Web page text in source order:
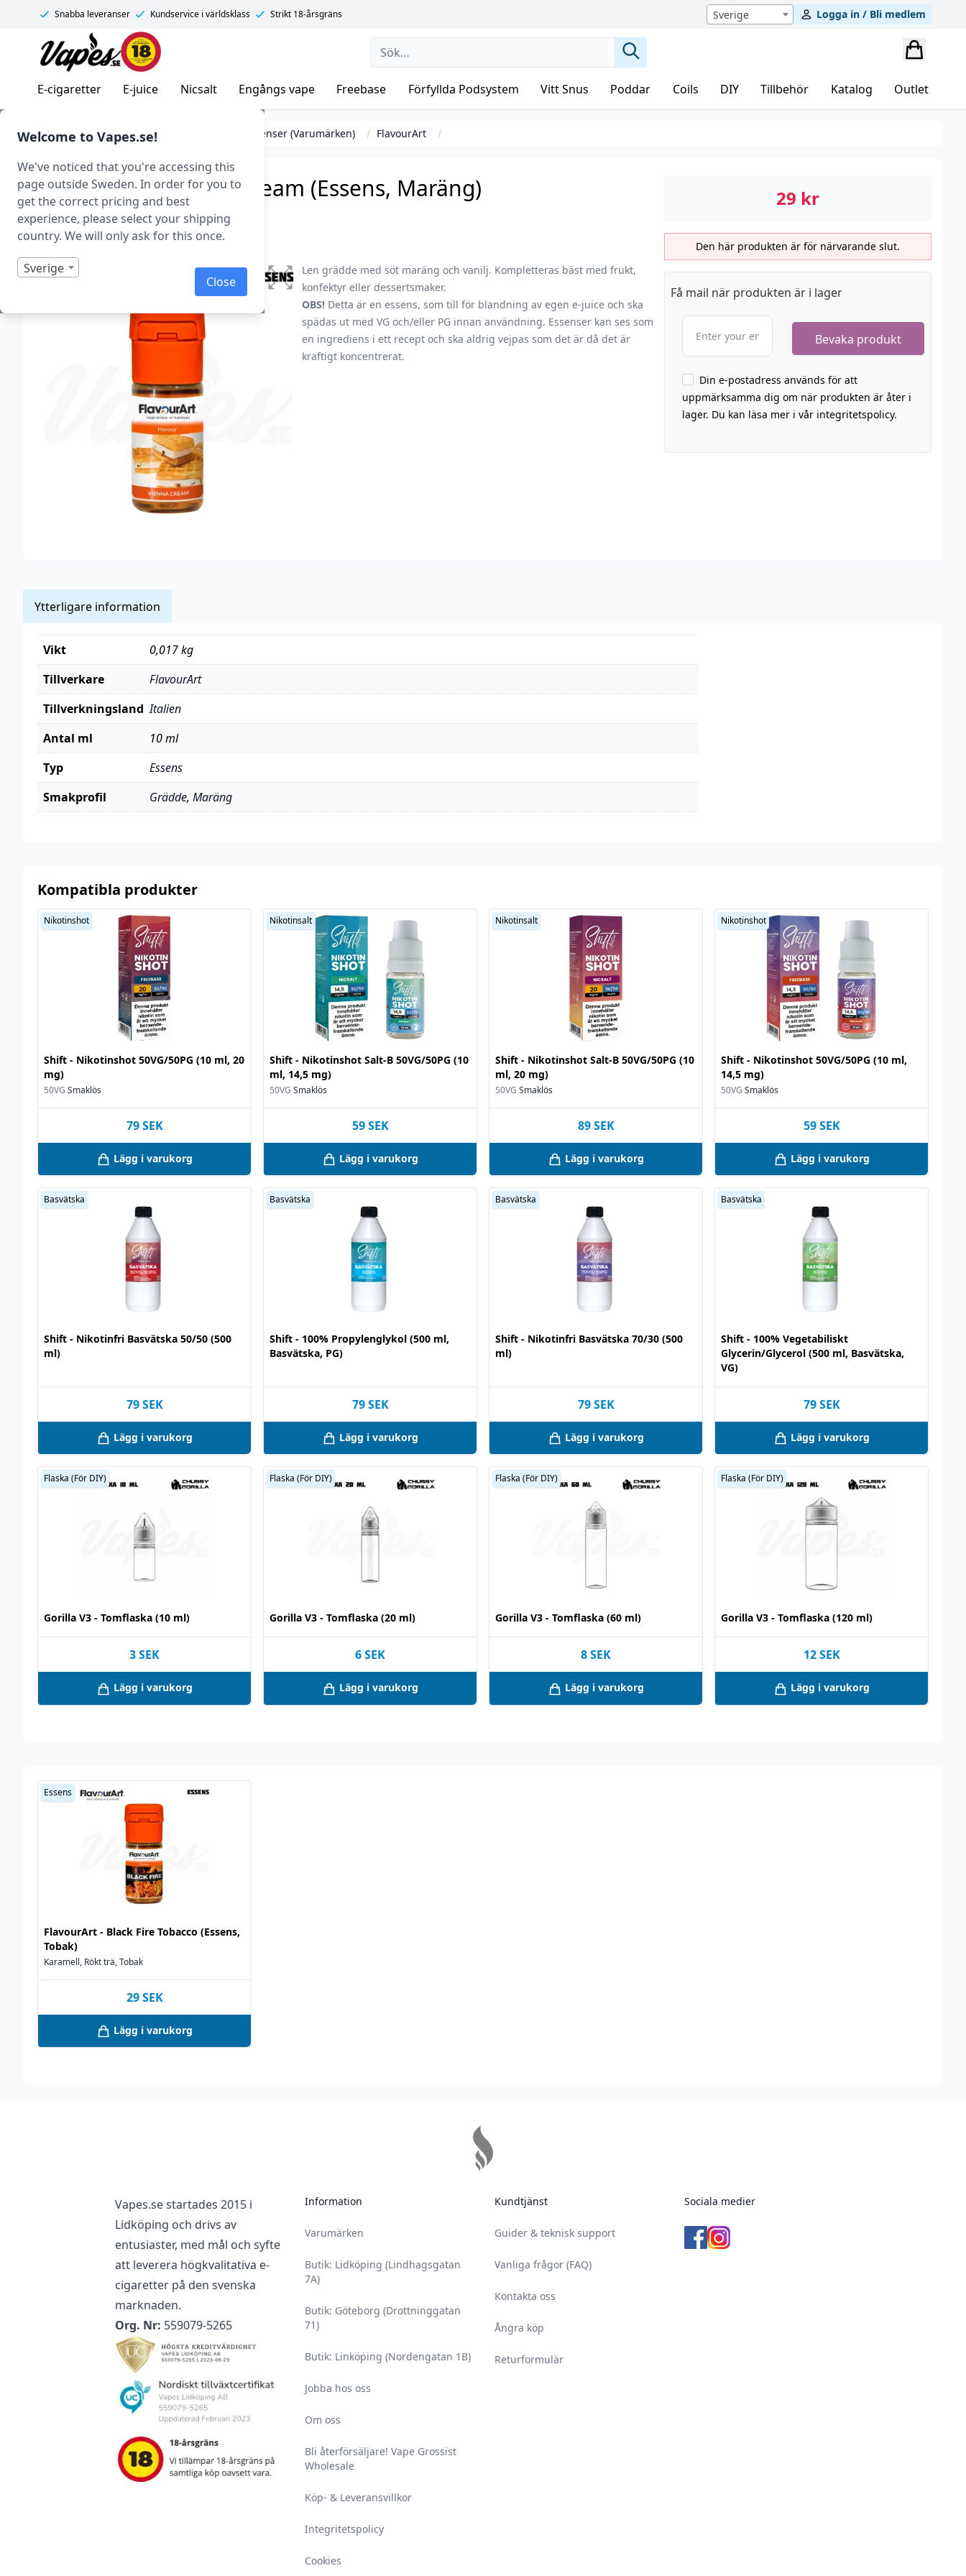
Welcome to Vapes.se!
We've noticed that you're accessing this
page outside Sweden. In order for you to
get the correct pricing and best
experience, please select your shipping
country. We will only ask for this once.
Sverige
Close
Snabba leveranser Kundservice i världsklass Strikt 18-årsgräns Sverige Logga in / Bli medlem
Vapes.se
E-cigaretter E-juice Nicsalt Engångs vape Freebase Förfyllda Podsystem Vitt Snus Poddar Coils DIY Tillbehör Katalog Outlet
DIY Mixa egen e-juice Essenser (Varumärken) FlavourArt
FlavourArt – Vienna Cream (Essens, Maräng)
Art.nr: 37310
Slut i lager
Len grädde med söt maräng och vanilj. Kompletteras bäst med frukt,
konfektyr eller dessertsmaker.
OBS! Detta är en essens, som till för blandning av egen e-juice och ska
spädas ut med VG och/eller PG innan användning. Essenser kan ses som
en ingrediens i ett recept och ska aldrig vejpas som det är då det är
kraftigt koncentrerat.
29 kr
Den här produkten är för närvarande slut.
Få mail när produkten är i lager
Din e-postadress används för att
uppmärksamma dig om när produkten är åter i
lager. Du kan läsa mer i vår integritetspolicy.
Ytterligare information
Vikt
0,017 kg
Tillverkare
FlavourArt
Tillverkningsland Italien
Antal ml
10 ml
Typ
Essens
Smakprofil
Grädde, Maräng
Kompatibla produkter
Shift - Nikotinshot 50VG/50PG (10 ml, 20
mg)
50VG Smaklös
Nikotinshot
79 SEK
Lägg i varukorg
Shift - Nikotinshot Salt-B 50VG/50PG (10
ml, 14,5 mg)
50VG Smaklös
Nikotinsalt
59 SEK
Lägg i varukorg
Shift - Nikotinshot Salt-B 50VG/50PG (10
ml, 20 mg)
50VG Smaklös
Nikotinsalt
89 SEK
Lägg i varukorg
Shift - Nikotinshot 50VG/50PG (10 ml,
14,5 mg)
50VG Smaklös
Nikotinshot
59 SEK
Lägg i varukorg
Shift - Nikotinfri Basvätska 50/50 (500
ml)
Basvätska
79 SEK
Lägg i varukorg
Shift - 100% Propylenglykol (500 ml,
Basvätska, PG)
Basvätska
79 SEK
Lägg i varukorg
Shift - Nikotinfri Basvätska 70/30 (500
ml)
Basvätska
79 SEK
Lägg i varukorg
Shift - 100% Vegetabiliskt
Glycerin/Glycerol (500 ml, Basvätska,
VG)
Basvätska
79 SEK
Lägg i varukorg
Gorilla V3 - Tomflaska (10 ml)
Flaska (För DIY)
3SEK
Lägg i varukorg
Gorilla V3 - Tomflaska (20 ml)
Flaska (För DIY)
6SEK
Lägg i varukorg
Gorilla V3 - Tomflaska (60 ml)
Flaska (För DIY)
8SEK
Lägg i varukorg
Gorilla V3 - Tomflaska (120 ml)
Flaska (För DIY)
12 SEK
Lägg i varukorg
FlavourArt - Black Fire Tobacco (Essens,
Tobak)
Karamell, Rökt trä, Tobak
Essens
29 SEK
Lägg i varukorg
Vapes.se startades 2015 i
Lidköping och drivs av
entusiaster, med mål och syfte
att leverera högkvalitativa e-
cigaretter på den svenska
marknaden.
Org. Nr: 559079-5265
Information
Varumärken
Butik: Lidköping (Lindhagsgatan
7A)
Butik: Göteborg (Drottninggatan
71)
Butik: Linköping (Nordengatan 1B)
Jobba hos oss
Om oss
Bli återförsäljare! Vape Grossist
Wholesale
Köp- & Leveransvillkor
Integritetspolicy
Cookies
Kundtjänst
Guider & teknisk support
Vanliga frågor (FAQ)
Kontakta oss
Ångra köp
Returformulär
Sociala medier